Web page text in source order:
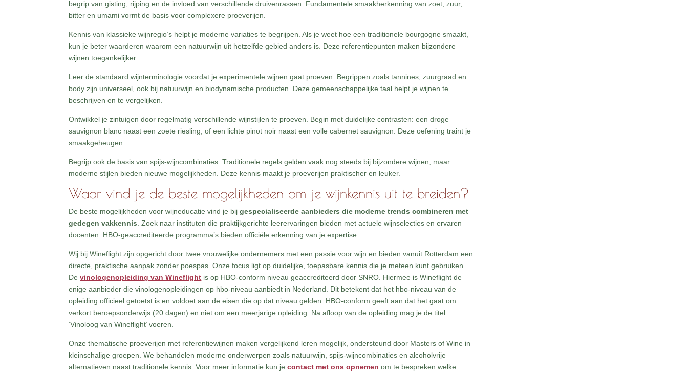
begrip van gisting, rijping en de invloed van verschillende druivenrassen. Fundamentele smaakherkenning van zoet, zuur,
bitter en umami vormt de basis voor complexere proeverijen.
Kennis van klassieke wijnregio’s helpt je moderne variaties te begrijpen. Als je weet hoe een traditionele bourgogne smaakt,
kun je beter waarderen waarom een natuurwijn uit hetzelfde gebied anders is. Deze referentiepunten maken bijzondere
wijnen toegankelijker.
Leer de standaard wijnterminologie voordat je experimentele wijnen gaat proeven. Begrippen zoals tannines, zuurgraad en
body zijn universeel, ook bij natuurwijn en biodynamische producten. Deze gemeenschappelijke taal helpt je wijnen te
beschrijven en te vergelijken.
Ontwikkel je zintuigen door regelmatig verschillende wijnstijlen te proeven. Begin met duidelijke contrasten: een droge
sauvignon blanc naast een zoete riesling, of een lichte pinot noir naast een volle cabernet sauvignon. Deze oefening traint je
smaakgeheugen.
Begrijp ook de basis van spijs-wijncombinaties. Traditionele regels gelden vaak nog steeds bij bijzondere wijnen, maar
moderne stijlen bieden nieuwe mogelijkheden. Deze kennis maakt je proeverijen praktischer en leuker.
Waar vind je de beste mogelijkheden om je wijnkennis uit te breiden?
De beste mogelijkheden voor wijneducatie vind je bijgespecialiseerde aanbieders die moderne trends combineren met
gedegen vakkennis . Zoek naar instituten die praktijkgerichte leerervaringen bieden met actuele wijnselecties en ervaren
docenten. HBO-geaccrediteerde programma’s bieden officiële erkenning van je expertise.
Wij bij Wineflight zijn opgericht door twee vrouwelijke ondernemers met een passie voor wijn en bieden vanuit Rotterdam een
directe, praktische aanpak zonder poespas. Onze focus ligt op duidelijke, toepasbare kennis die je meteen kunt gebruiken.
Devinologenopleiding van Wineflight is op HBO-conform niveau geaccrediteerd door SNRO. Hiermee is Wineflight de
enige aanbieder die vinologenopleidingen op hbo-niveau aanbiedt in Nederland. Dit betekent dat het hbo-niveau van de
opleiding officieel getoetst is en voldoet aan de eisen die op dat niveau gelden. HBO-conform geeft aan dat het gaat om
verkort beroepsonderwijs (20 dagen) en niet om een meerjarige opleiding. Na afloop van de opleiding mag je de titel
‘Vinoloog van Wineflight’ voeren.
Onze thematische proeverijen met referentiewijnen maken vergelijkend leren mogelijk, ondersteund door Masters of Wine in
kleinschalige groepen. We behandelen moderne onderwerpen zoals natuurwijn, spijs-wijncombinaties en alcoholvrije
alternatieven naast traditionele kennis. Voor meer informatie kun jecontact met ons opnemen om te bespreken welke